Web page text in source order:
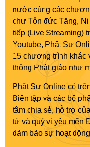
nước cùng các
chư Tôn đức Tăng,
tiếp (Live Streaming)
Youtube, Phật Sự
15 chương trình khác
thông Phật giáo như
Phật Sự Online có
Biên tập và các bộ
tâm chia sẻ, hỗ trợ
tử và quý vị yêu mến
đảm bảo sự hoạt